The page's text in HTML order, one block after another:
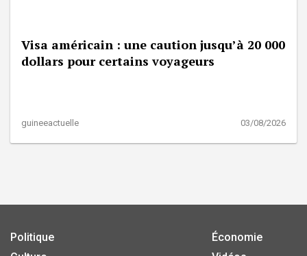
Visa américain : une caution jusqu’à 20 000
dollars pour certains voyageurs
guineeactuelle 03/08/2026
Politique
Économie